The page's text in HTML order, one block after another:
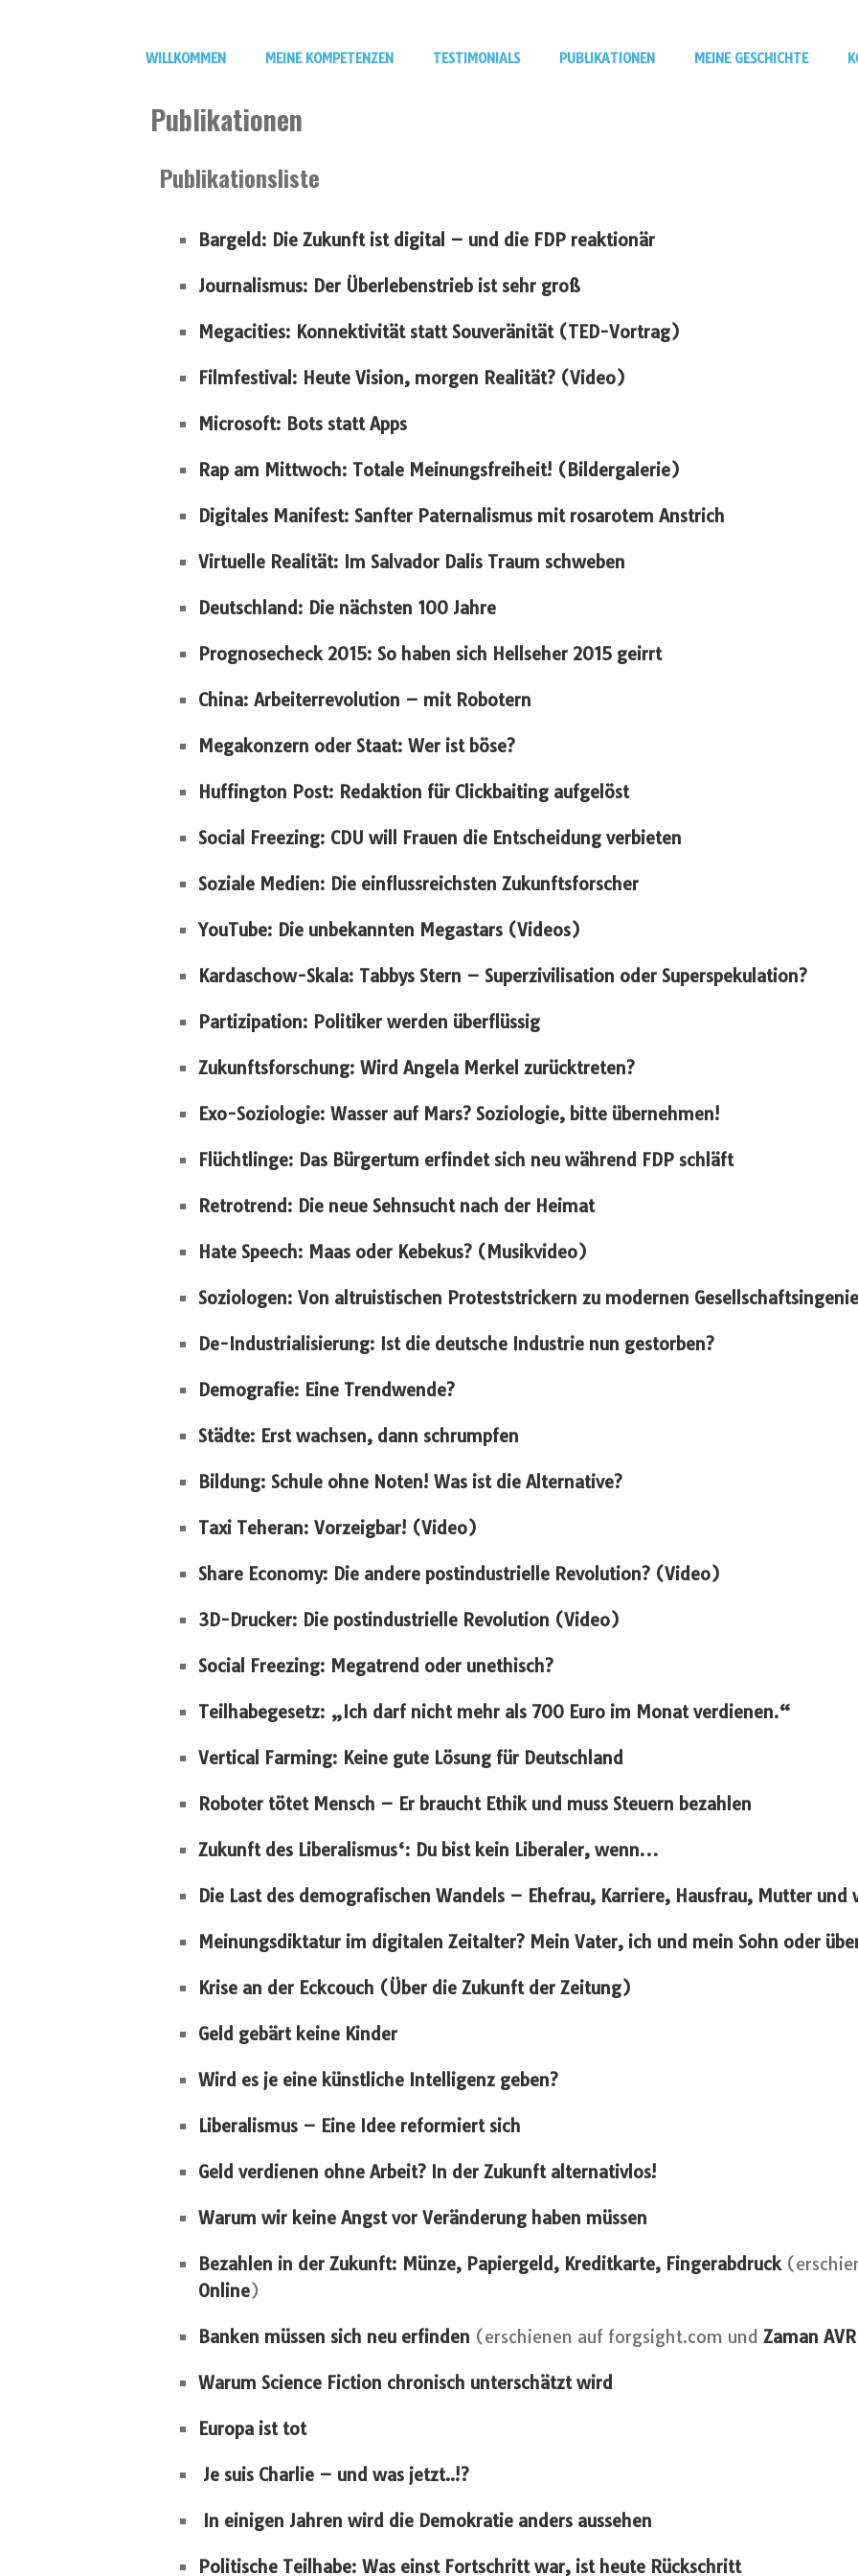
WILLKOMMEN MEINE KOMPETENZEN TESTIMONIALS PUBLIKATIONEN MEINE GESCHICHTE
Publikationen
Publikationsliste
Bargeld: Die Zukunft ist digital – und die FDP reaktionär
Journalismus: Der Überlebenstrieb ist sehr groß
Megacities: Konnektivität statt Souveränität (TED-Vortrag)
Filmfestival: Heute Vision, morgen Realität? (Video)
Microsoft: Bots statt Apps
Rap am Mittwoch: Totale Meinungsfreiheit! (Bildergalerie)
Digitales Manifest: Sanfter Paternalismus mit rosarotem Anstrich
Virtuelle Realität: Im Salvador Dalis Traum schweben
Deutschland: Die nächsten 100 Jahre
Prognosecheck 2015: So haben sich Hellseher 2015 geirrt
China: Arbeiterrevolution – mit Robotern
Megakonzern oder Staat: Wer ist böse?
Huffington Post: Redaktion für Clickbaiting aufgelöst
Social Freezing: CDU will Frauen die Entscheidung verbieten
Soziale Medien: Die einflussreichsten Zukunftsforscher
YouTube: Die unbekannten Megastars (Videos)
Kardaschow-Skala: Tabbys Stern – Superzivilisation oder Superspekulation?
Partizipation: Politiker werden überflüssig
Zukunftsforschung: Wird Angela Merkel zurücktreten?
Exo-Soziologie: Wasser auf Mars? Soziologie, bitte übernehmen!
Flüchtlinge: Das Bürgertum erfindet sich neu während FDP schläft
Retrotrend: Die neue Sehnsucht nach der Heimat
Hate Speech: Maas oder Kebekus? (Musikvideo)
Soziologen: Von altruistischen Proteststrickern zu modernen
De-Industrialisierung: Ist die deutsche Industrie nun gestorben?
Demografie: Eine Trendwende?
Städte: Erst wachsen, dann schrumpfen
Bildung: Schule ohne Noten! Was ist die Alternative?
Taxi Teheran: Vorzeigbar! (Video)
Share Economy: Die andere postindustrielle Revolution? (Video)
3D-Drucker: Die postindustrielle Revolution (Video)
Social Freezing: Megatrend oder unethisch?
Teilhabegesetz: „Ich darf nicht mehr als 700 Euro im Monat verdienen.“
Vertical Farming: Keine gute Lösung für Deutschland
Roboter tötet Mensch – Er braucht Ethik und muss Steuern bezahlen
Zukunft des Liberalismus‘: Du bist kein Liberaler, wenn…
Die Last des demografischen Wandels – Ehefrau, Karriere, Hausfrau, Mutter und
Meinungsdiktatur im digitalen Zeitalter? Mein Vater, ich und mein Sohn oder
Krise an der Eckcouch (Über die Zukunft der Zeitung)
Geld gebärt keine Kinder
Wird es je eine künstliche Intelligenz geben?
Liberalismus – Eine Idee reformiert sich
Geld verdienen ohne Arbeit? In der Zukunft alternativlos!
Warum wir keine Angst vor Veränderung haben müssen
Bezahlen in der Zukunft: Münze, Papiergeld, Kreditkarte, Fingerabdruck
Online)
Banken müssen sich neu erfinden (erschienen auf forgsight.com und Zaman
Warum Science Fiction chronisch unterschätzt wird
Europa ist tot
Je suis Charlie – und was jetzt..!?
In einigen Jahren wird die Demokratie anders aussehen
Politische Teilhabe: Was einst Fortschritt war, ist heute Rückschritt